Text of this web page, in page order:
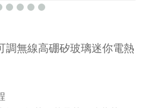
調無線高硼矽玻璃迷你電熱